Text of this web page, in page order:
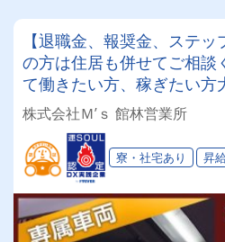
【退職金、報奨金、ステ
の方は住居も併せてご相談
て働きたい方、稼ぎたい方
株式会社Ｍ’ｓ 館林営業所
寮・社宅あり 昇